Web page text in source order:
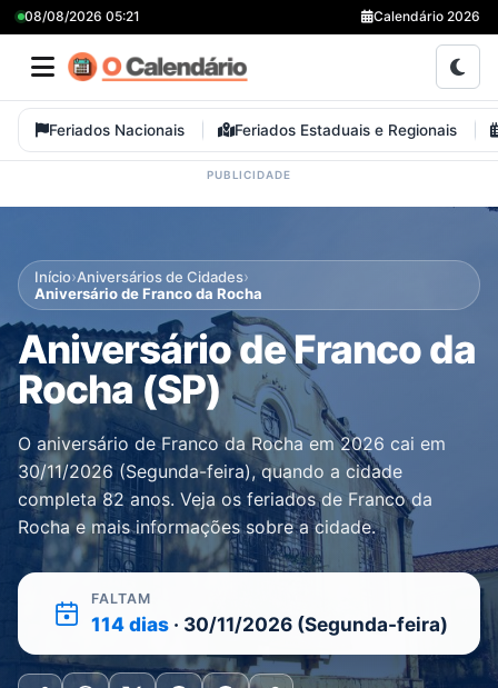
08/08/2026 05:21 Calendário 2026
Feriados Nacionais Feriados Estaduais e Regionais
Início›Aniversários de Cidades›
Aniversário de Franco da Rocha
Aniversário de Franco da
Rocha (SP)
O aniversário de Franco da Rocha em 2026 cai em
30/11/2026 (Segunda-feira), quando a cidade
completa 82 anos. Veja os feriados de Franco da
Rocha e mais informações sobre a cidade.
FALTAM
114 dias · 30/11/2026 (Segunda-feira)